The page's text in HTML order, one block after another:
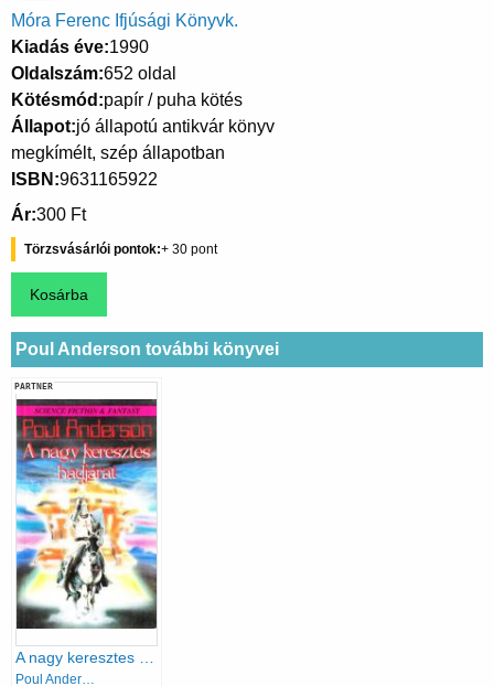
Móra Ferenc Ifjúsági Könyvk.
Kiadás éve 1990
Oldalszám 652 oldal
Kötésmód papír / puha kötés
Állapot jó állapotú antikvár könyv
megkímélt, szép állapotban
ISBN 9631165922
Ár 300 Ft
Törzsvásárlói pontok 30
Poul Anderson további könyvei
PARTNER